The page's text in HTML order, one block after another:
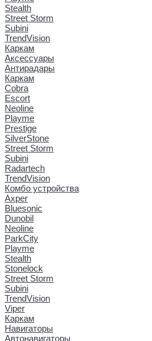
Stealth
Street Storm
Subini
TrendVision
Каркам
Аксессуары
Антирадары
Каркам
Cobra
Escort
Neoline
Playme
Prestige
SilverStone
Street Storm
Subini
Radartech
TrendVision
Комбо устройства
Axper
Bluesonic
Dunobil
Neoline
ParkCity
Playme
Stealth
Stonelock
Street Storm
Subini
TrendVision
Viper
Каркам
Навигаторы
Автонавигаторы